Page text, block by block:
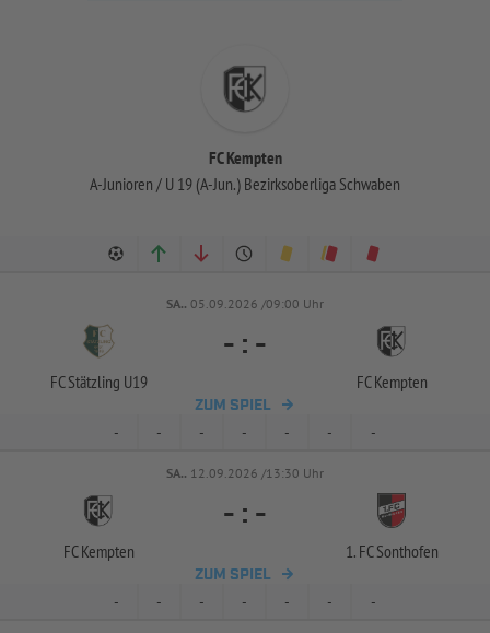
FC Kempten
A-Junioren / U 19 (A-Jun.) Bezirksoberliga Schwaben
SA.. 05.09.2026 /09:00 Uhr
FC Stätzling U19
- : -
FC Kempten
ZUM SPIEL
- - - - - - -
SA.. 12.09.2026 /13:30 Uhr
FC Kempten
- : -
1. FC Sonthofen
ZUM SPIEL
- - - - - - -